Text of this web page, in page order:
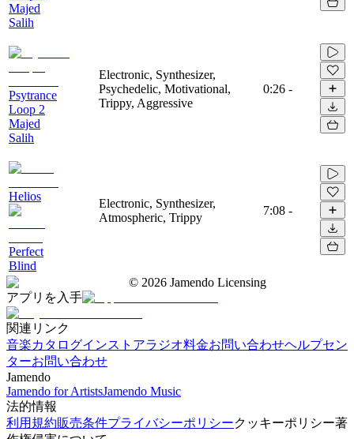
Majed
Salih
Psytrance
Loop 2
Majed
Salih
Electronic, Synthesizer,
Psychedelic, Motivational,
Trippy, Aggressive
0:26 -
Helios
Perfect
Blind
Electronic, Synthesizer,
Atmospheric, Trippy
7:08 -
© 2026 Jamendo Licensing
アプリを入手
関連リンク
音楽カタログインストアラジオ料金お問い合わせヘルプセン
ターお問い合わせ
Jamendo
Jamendo for ArtistsJamendo Music
法的情報
利用規約販売条件プライバシーポリシークッキーポリシー著